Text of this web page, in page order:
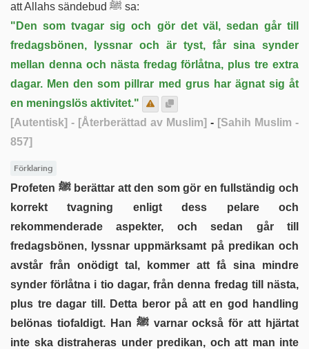
att Allahs sändebud ﷺ sa:
"Den som tvagar sig och gör det väl, sedan går till
fredagsbönen, lyssnar och är tyst, får sina synder
mellan denna och nästa fredag förlåtna, plus tre extra
dagar. Men den som pillrar med grus har ägnat sig åt
en meningslös aktivitet."
[Autentisk] - [Återberättad av Muslim] - [Sahih Muslim -
857]
Förklaring
Profeten ﷺ berättar att den som gör en fullständig och
korrekt tvagning enligt dess pelare och
rekommenderade aspekter, och sedan går till
fredagsbönen, lyssnar uppmärksamt på predikan och
avstår från onödigt tal, kommer att få sina mindre
synder förlåtna i tio dagar, från denna fredag till nästa,
plus tre dagar till. Detta beror på att en god handling
belönas tiofaldigt. Han ﷺ varnar också för att hjärtat
inte ska distraheras under predikan, och att man inte